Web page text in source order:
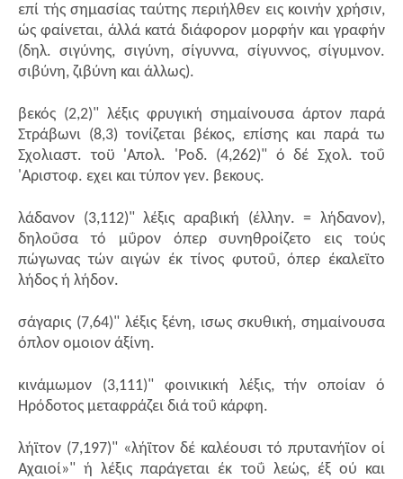
επί τής σημασίας ταύτης περιήλθεν εις κοινήν χρήσιν,
ώς φαίνεται, άλλά κατά διάφορον μορφήν και γραφήν
(δηλ. σιγύνης, σιγύνη, σίγυννα, σίγυννος, σίγυμνον.
σιβύνη, ζιβύνη και άλλως).
βεκός (2,2)" λέξις φρυγική σημαίνουσα άρτον παρά
Στράβωνι (8,3) τονίζεται βέκος, επίσης και παρά τω
Σχολιαστ. τοϋ 'Απολ. 'Ροδ. (4,262)" ό δέ Σχολ. τοΰ
'Αριστοφ. εχει και τύπον γεν. βεκους.
λάδανον (3,112)" λέξις αραβική (έλλην. = λήδανον),
δηλοΰσα τό μΰρον όπερ συνηθροίζετο εις τούς
πώγωνας τών αιγών έκ τίνος φυτοΰ, όπερ έκαλεϊτο
λήδος ή λήδον.
σάγαρις (7,64)" λέξις ξένη, ισως σκυθική, σημαίνουσα
όπλον ομοιον άξίνη.
κινάμωμον (3,111)" φοινικική λέξις, τήν οποίαν ό
Ηρόδοτος μεταφράζει διά τοΰ κάρφη.
λήϊτον (7,197)" «λήϊτον δέ καλέουσι τό πρυτανήϊον οί
Αχαιοί»" ή λέξις παράγεται έκ τοΰ λεώς, έξ ού και